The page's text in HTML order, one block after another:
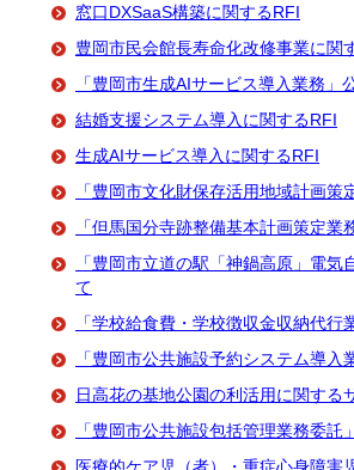
窓口DXSaaS構築に関するRFI
豊岡市民会館長寿命化改修事業に関
「豊岡市生成AIサービス導入業務」
結婚支援システム導入に関するRFI
生成AIサービス導入に関するRFI
「豊岡市文化財保存活用地域計画
「但馬国分寺跡整備基本計画策定
「豊岡市立道の駅「神鍋高原」電
て
「学校給食費・学校徴収金収納代
「豊岡市公共施設予約システム導
日高花の基地公園の利活用に関する
「豊岡市公共施設包括管理業務委